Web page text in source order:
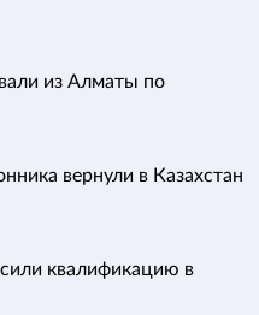
из Алматы по
вернули в Казахстан
квалификацию в